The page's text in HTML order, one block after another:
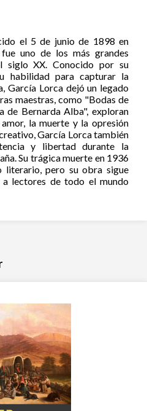
el 5 de junio de 1898 en
fue uno de los más grandes
siglo XX. Conocido por su
habilidad para capturar la
García Lorca dejó un legado
maestras, como "Bodas de
de Bernarda Alba", exploran
la muerte y la opresión
García Lorca también
y libertad durante la
Su trágica muerte en 1936
literario, pero su obra sigue
a lectores de todo el mundo